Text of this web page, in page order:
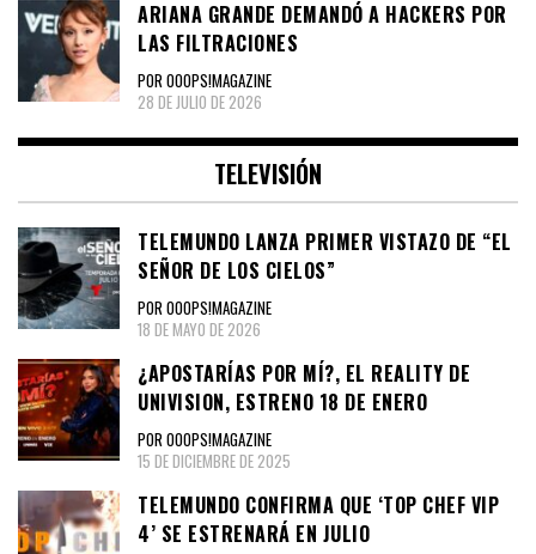
ARIANA GRANDE DEMANDÓ A HACKERS POR
LAS FILTRACIONES
POR OOOPS!MAGAZINE
28 DE JULIO DE 2026
TELEVISIÓN
TELEMUNDO LANZA PRIMER VISTAZO DE “EL
SEÑOR DE LOS CIELOS”
POR OOOPS!MAGAZINE
18 DE MAYO DE 2026
¿APOSTARÍAS POR MÍ?, EL REALITY DE
UNIVISION, ESTRENO 18 DE ENERO
POR OOOPS!MAGAZINE
15 DE DICIEMBRE DE 2025
TELEMUNDO CONFIRMA QUE ‘TOP CHEF VIP
4’ SE ESTRENARÁ EN JULIO